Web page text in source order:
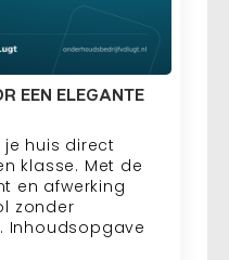
EEN ELEGANTE
je huis direct
klasse. Met de
en afwerking
zonder
Inhoudsopgave